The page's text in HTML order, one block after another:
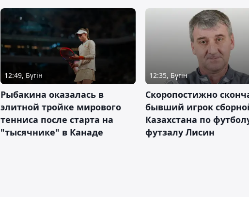
12:49, Бүгін
Рыбакина оказалась в
элитной тройке мирового
тенниса после старта на
"тысячнике" в Канаде
12:35, Бүгін
Скоропостижно
бывший игрок
Казахстана по
футзалу Лисин